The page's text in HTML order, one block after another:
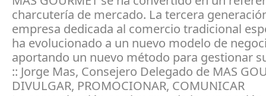
charcutería de mercado. La tercera
empresa dedicada al comercio tradicional
ha evolucionado a un nuevo modelo de
aportando un nuevo método para gestionar
:: Jorge Mas, Consejero Delegado de MAS
DIVULGAR, PROMOCIONAR, COMUNICAR